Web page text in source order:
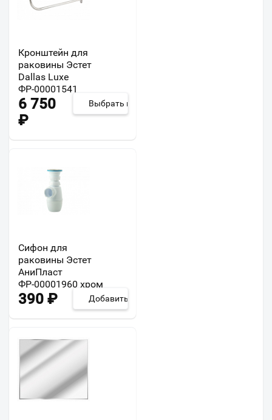
Кронштейн для
раковины Эстет
Dallas Luxe
ФР-00001541
6 750
₽
Выбрать из 5
Сифон для
раковины Эстет
АниПласт
ФР-00001960 хром
390 ₽ Добавить